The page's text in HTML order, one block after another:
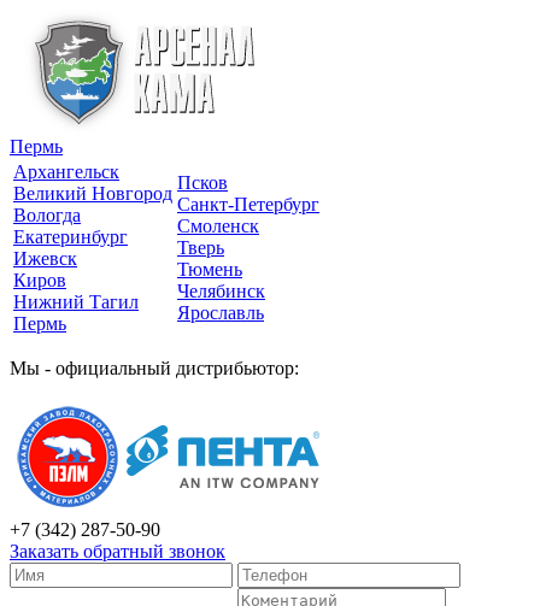
Пермь
Архангельск
Великий Новгород
Вологда
Екатеринбург
Ижевск
Киров
Нижний Тагил
Пермь
Псков
Санкт-Петербург
Смоленск
Тверь
Тюмень
Челябинск
Ярославль
Мы - официальный дистрибьютор:
+7 (342) 287-50-90
Заказать обратный звонок